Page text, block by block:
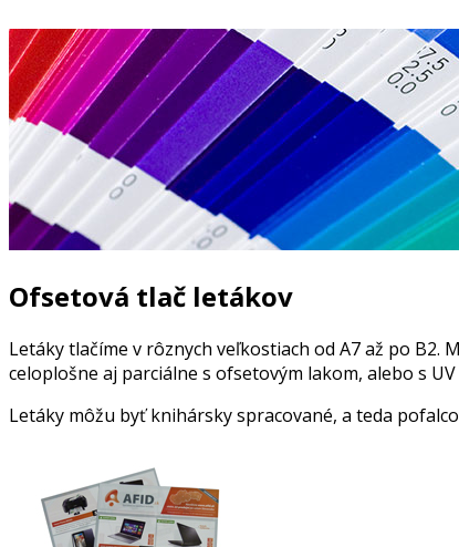
Ofsetová tlač letákov
Letáky tlačíme v rôznych veľkostiach od A7 až po
celoplošne aj parciálne s ofsetovým lakom, alebo s
Letáky môžu byť knihársky spracované, a teda